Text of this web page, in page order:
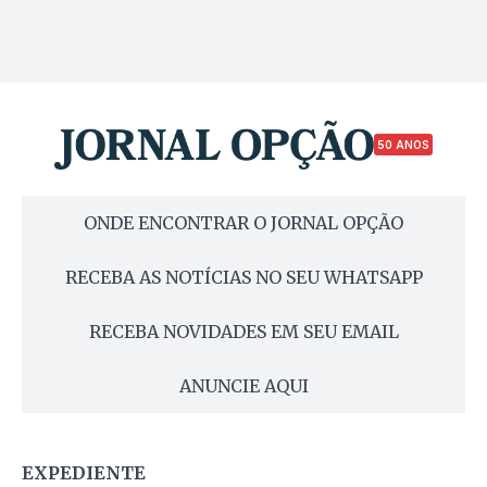
50 ANOS
ONDE ENCONTRAR O JORNAL OPÇÃO
RECEBA AS NOTÍCIAS NO SEU WHATSAPP
RECEBA NOVIDADES EM SEU EMAIL
ANUNCIE AQUI
EXPEDIENTE